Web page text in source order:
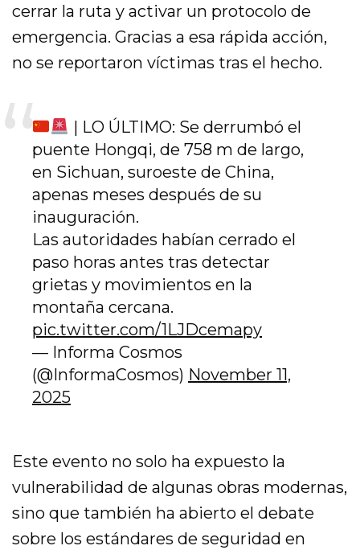
cerrar la ruta y activar un protocolo de
emergencia. Gracias a esa rápida acción,
no se reportaron víctimas tras el hecho.
| LO ÚLTIMO: Se derrumbó el
puente Hongqi, de 758 m de largo,
en Sichuan, suroeste de China,
apenas meses después de su
inauguración.
Las autoridades habían cerrado el
paso horas antes tras detectar
grietas y movimientos en la
montaña cercana.
pic.twitter.com/1LJDcemapy
— Informa Cosmos
(@InformaCosmos) November 11,
2025
Este evento no solo ha expuesto la
vulnerabilidad de algunas obras modernas,
sino que también ha abierto el debate
sobre los estándares de seguridad en